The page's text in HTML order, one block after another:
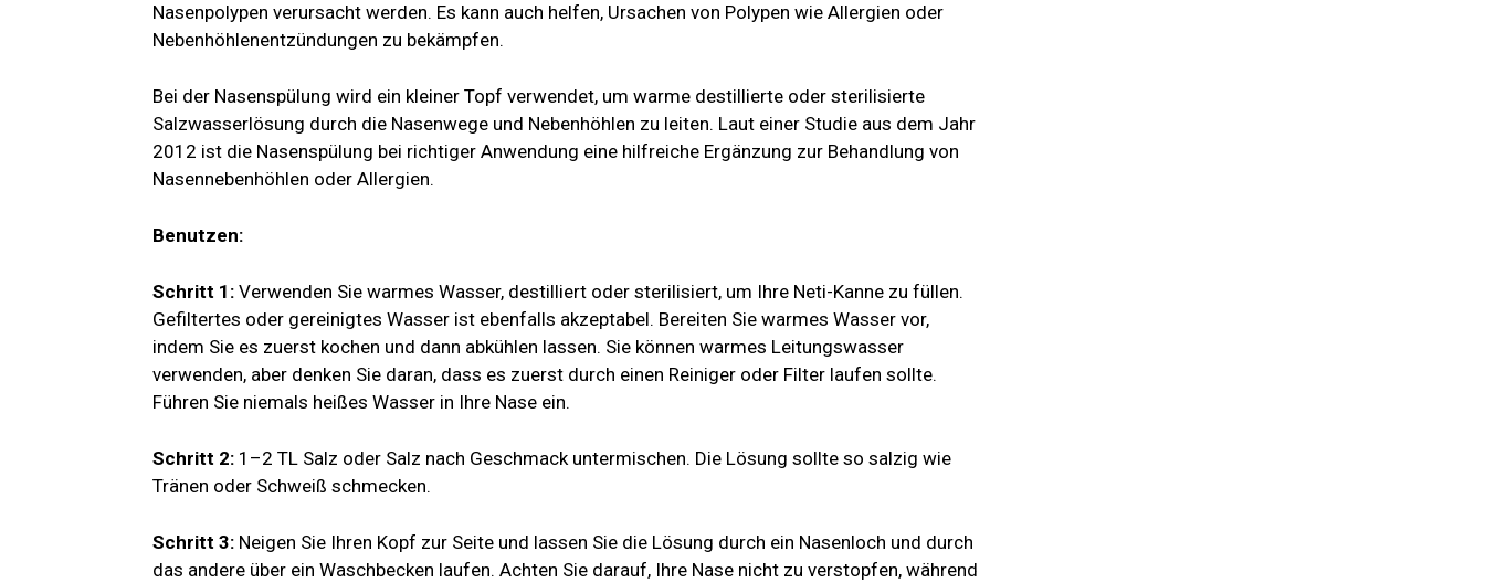
Nasenpolypen verursacht werden. Es kann auch helfen, Ursachen von Polypen wie Allergien oder
Nebenhöhlenentzündungen zu bekämpfen.
Bei der Nasenspülung wird ein kleiner Topf verwendet, um warme destillierte oder sterilisierte
Salzwasserlösung durch die Nasenwege und Nebenhöhlen zu leiten. Laut einer Studie aus dem Jahr
2012 ist die Nasenspülung bei richtiger Anwendung eine hilfreiche Ergänzung zur Behandlung von
Nasennebenhöhlen oder Allergien.
Benutzen:
Schritt 1: Verwenden Sie warmes Wasser, destilliert oder sterilisiert, um Ihre Neti-Kanne zu füllen.
Gefiltertes oder gereinigtes Wasser ist ebenfalls akzeptabel. Bereiten Sie warmes Wasser vor,
indem Sie es zuerst kochen und dann abkühlen lassen. Sie können warmes Leitungswasser
verwenden, aber denken Sie daran, dass es zuerst durch einen Reiniger oder Filter laufen sollte.
Führen Sie niemals heißes Wasser in Ihre Nase ein.
Schritt 2: 1–2 TL Salz oder Salz nach Geschmack untermischen. Die Lösung sollte so salzig wie
Tränen oder Schweiß schmecken.
Schritt 3: Neigen Sie Ihren Kopf zur Seite und lassen Sie die Lösung durch ein Nasenloch und durch
das andere über ein Waschbecken laufen. Achten Sie darauf, Ihre Nase nicht zu verstopfen, während